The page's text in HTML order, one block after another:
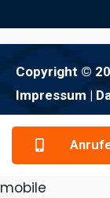
Copyright ©
Impressum |